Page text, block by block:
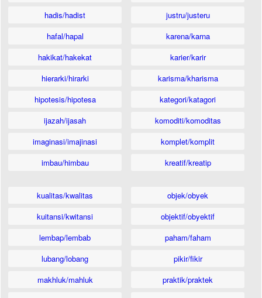
hadis/hadist
hafal/hapal
hakikat/hakekat
hierarki/hirarki
hipotesis/hipotesa
ijazah/ijasah
imaginasi/imajinasi
imbau/himbau
justru/justeru
karena/karna
karier/karir
karisma/kharisma
kategori/katagori
komoditi/komoditas
komplet/komplit
kreatif/kreatip
kualitas/kwalitas
kuitansi/kwitansi
lembap/lembab
lubang/lobang
makhluk/mahluk
objek/obyek
objektif/obyektif
paham/faham
pikir/fikir
praktik/praktek